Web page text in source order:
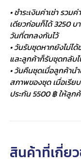
• ชำระเงินค่าเช่า รวม
เดียวก่อนก็ได้ 3250 บ
วันที่ตกลงกันไว้
• วันรับชุดหากยังไม่ได้
และลูกค้าก็รับชุดกลับไ
• วันคืนชุดเมื่อลูกค้าน
สภาพของชุด เมื่อเรีย
ประกัน 5500 ฿ ให้ลูก
สินค้าที่เกี่ย